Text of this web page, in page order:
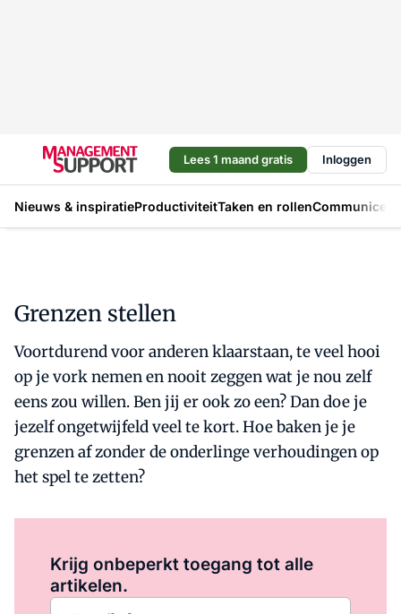
Lees 1 maand gratis Inloggen
Nieuws & inspiratieProductiviteitTaken en rollen
Grenzen stellen
Voortdurend voor anderen klaarstaan, te veel hooi
op je vork nemen en nooit zeggen wat je nou zelf
eens zou willen. Ben jij er ook zo een? Dan doe je
jezelf ongetwijfeld veel te kort. Hoe baken je je
grenzen af zonder de onderlinge verhoudingen op
het spel te zetten?
Krijg onbeperkt toegang tot alle
artikelen.